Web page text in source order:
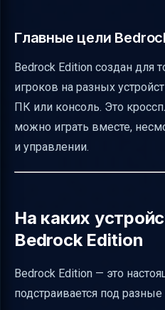
Главные цели
Bedrock Edition создан для
игроков на разных
ПК или консоль. Это
можно играть вместе,
и управлении.
На каких
Bedrock Edition
Bedrock Edition — это
подстраивается под